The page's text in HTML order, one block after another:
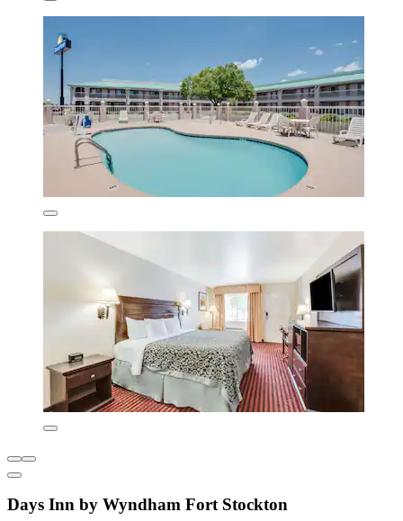
Days Inn by Wyndham Fort Stockton